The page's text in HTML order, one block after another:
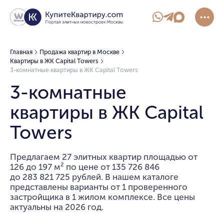
Главная
Продажа квартир в Москве
Квартиры в ЖК Capital Towers
3-комнатные квартиры в ЖК Capital Towers
3-комнатные
квартиры в ЖК Capital
Towers
Предлагаем 27 элитных квартир площадью от
126 до 197 м² по цене от 135 726 846
до 283 821 725 рублей. В нашем каталоге
представлены варианты от 1 проверенного
застройщика в 1 жилом комплексе. Все цены
актуальны на 2026 год.